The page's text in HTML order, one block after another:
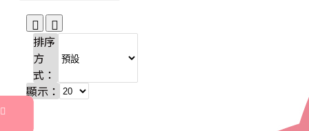
排序
方
式：
顯示：